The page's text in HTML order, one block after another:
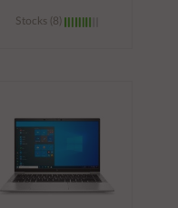
Stocks (8)